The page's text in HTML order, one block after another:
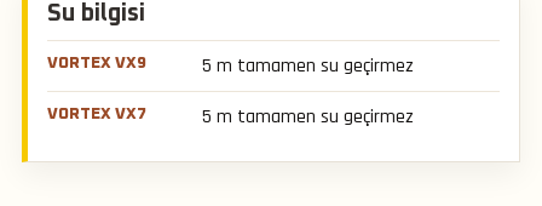
Su bilgisi
5 m tamamen su geçirmez
5 m tamamen su geçirmez